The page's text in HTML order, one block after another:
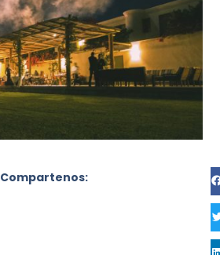
Compartenos: